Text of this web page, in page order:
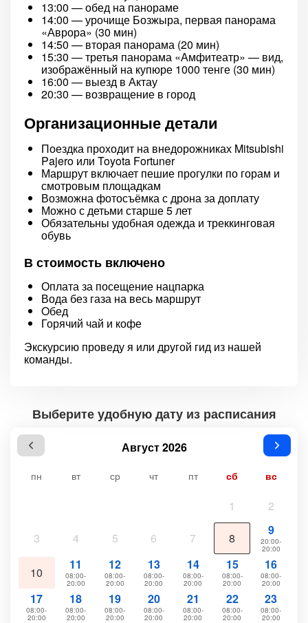
13:00 — обед на панораме
14:00 — урочище Бозжыра, первая панорама
«Аврора» (30 мин)
14:50 — вторая панорама (20 мин)
15:30 — третья панорама «Амфитеатр» — вид,
изображённый на купюре 1000 тенге (30 мин)
16:00 — выезд в Актау
20:30 — возвращение в город
Организационные детали
Поездка проходит на внедорожниках Mitsubishi
Pajero или Toyota Fortuner
Маршрут включает пешие прогулки по горам и
смотровым площадкам
Возможна фотосъёмка с дрона за доплату
Можно с детьми старше 5 лет
Обязательны удобная одежда и треккинговая
обувь
В стоимость включено
Оплата за посещение нацпарка
Вода без газа на весь маршрут
Oбед
Горячий чай и кофе
Экскурсию проведу я или другой гид из нашей
команды.
Выберите удобную дату из расписания
Август 2026
пн вт ср чт пт сб вс
1 2
3 4 5 6 7 8
9
20:00-
20:00
10
11
08:00-
20:00
12
08:00-
20:00
13
08:00-
20:00
14
08:00-
20:00
15
08:00-
20:00
16
08:00-
20:00
17
08:00-
20:00
18
08:00-
20:00
19
08:00-
20:00
20
08:00-
20:00
21
08:00-
20:00
22
08:00-
20:00
23
08:00-
20:00